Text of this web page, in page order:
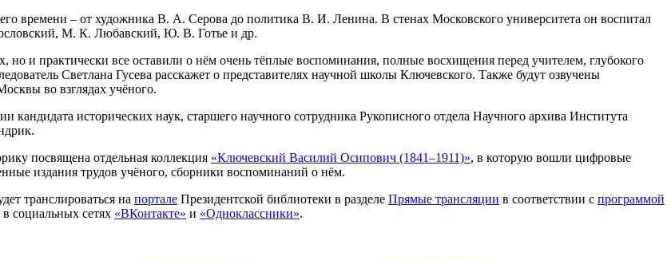
времени – от художника В. А. Серова до политика В. И. Ленина. В стенах Московского университета он воспитал
М. К. Любавский, Ю. В. Готье и др.
но и практически все оставили о нём очень тёплые воспоминания, полные восхищения перед учителем, глубокого
Светлана Гусева расскажет о представителях научной школы Ключевского. Также будут озвучены
во взглядах учёного.
исторических наук, старшего научного сотрудника Рукописного отдела Научного архива Института
посвящена отдельная коллекция «Ключевский Василий Осипович (1841–1911)», в которую вошли цифровые
издания трудов учёного, сборники воспоминаний о нём.
транслироваться на портале Президентской библиотеки в разделе Прямые трансляции в соответствии с программой
социальных сетях «ВКонтакте» и «Одноклассники».